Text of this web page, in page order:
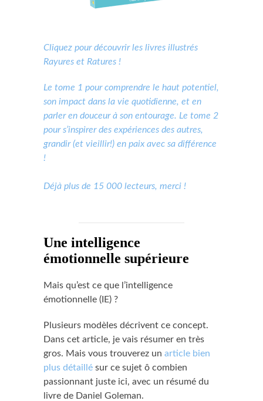
Cliquez pour découvrir les livres illustrés
Rayures et Ratures !
Le tome 1 pour comprendre le haut potentiel,
son impact dans la vie quotidienne, et en
parler en douceur à son entourage. Le tome 2
pour s’inspirer des expériences des autres,
grandir (et vieillir!) en paix avec sa différence
!
Déjà plus de 15 000 lecteurs, merci !
Une intelligence
émotionnelle supérieure
Mais qu’est ce que l’intelligence
émotionnelle (IE) ?
Plusieurs modèles décrivent ce concept.
Dans cet article, je vais résumer en très
gros. Mais vous trouverez un article bien
plus détaillé sur ce sujet ô combien
passionnant juste ici, avec un résumé du
livre de Daniel Goleman.